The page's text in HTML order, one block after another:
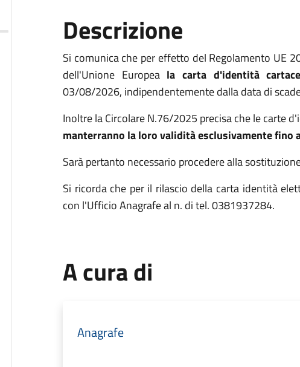
Descrizione
Si comunica che per effetto del Regolamento UE
dell'Unione Europea la carta d'identità
03/08/2026, indipendentemente dalla data di
Inoltre la Circolare N.76/2025 precisa che le carte
manterranno la loro validità esclusivamente fino
Sarà pertanto necessario procedere alla
Si ricorda che per il rilascio della carta identità
con l'Ufficio Anagrafe al n. di tel. 0381937284.
A cura di
Anagrafe